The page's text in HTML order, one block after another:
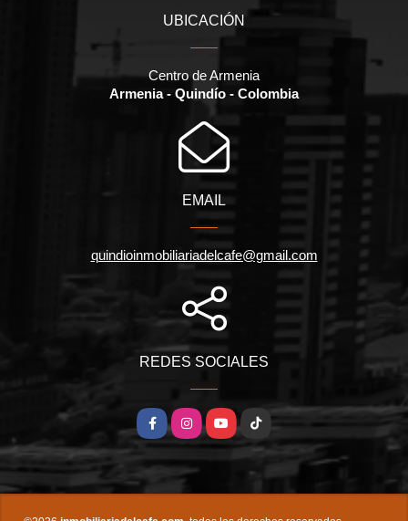
UBICACIÓN
Centro de Armenia
Armenia - Quindío - Colombia
EMAIL
quindioinmobiliariadelcafe@gmail.com
REDES SOCIALES
FacebookInstagramYouTube
TikTok